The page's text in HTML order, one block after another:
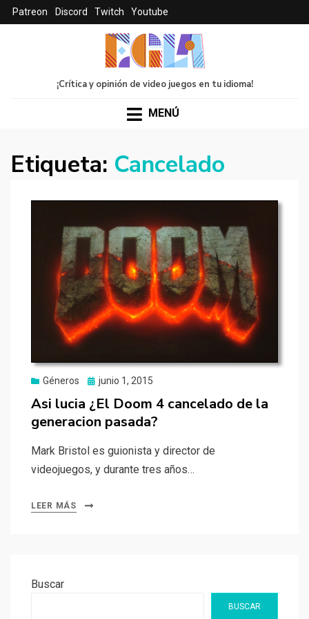
Patreon Discord Twitch Youtube
¡Crítica y opinión de video juegos en tu idioma!
MENÚ
Etiqueta: Cancelado
Géneros
Publicado
junio 1, 2015
Asi lucia ¿El Doom 4 cancelado de la
generacion pasada?
Mark Bristol es guionista y director de
videojuegos, y durante tres años…
LEER MÁS
Buscar
BUSCAR